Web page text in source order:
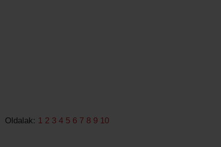
Oldalak: 1 2 3 4 5 6 7 8 9 10